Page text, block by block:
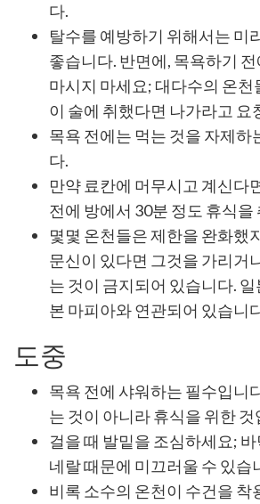
다.
탈수를 예방하기 위해서는 미
좋습니다. 반면에, 목욕하기
마시지 마세요; 대다수의 온천
이 술에 취했다면 나가라고 요
목욕 전에는 먹는 것을 자제하
다.
만약 료칸에 머무시고 계신다
전에 방에서 30분 정도 휴식을
몇몇 온천들은 제한을 완화했
문신이 있다면 그것을 가리거
는 것이 금지되어 있습니다.
본 마피아와 연관되어 있습니
도중
목욕 전에 샤워하는 필수입니
는 것이 아니라 휴식을 위한 것
걸을 때 발밑을 조심하세요;
네랄 때문에 미끄러울 수 있습
비록 소수의 온천이 수건을 착